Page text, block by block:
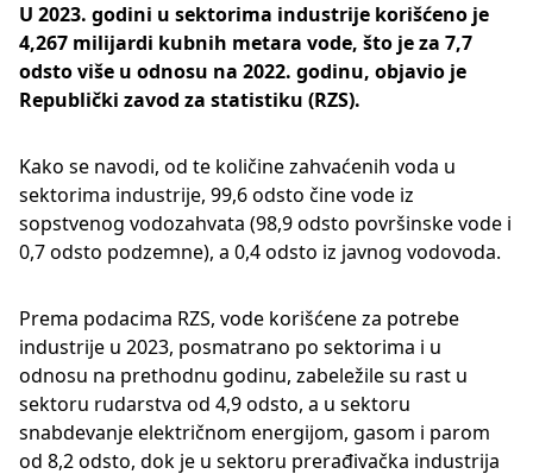
U 2023. godini u sektorima industrije korišćeno je
4,267 milijardi kubnih metara vode, što je za 7,7
odsto više u odnosu na 2022. godinu, objavio je
Republički zavod za statistiku (RZS).
Kako se navodi, od te količine zahvaćenih voda u
sektorima industrije, 99,6 odsto čine vode iz
sopstvenog vodozahvata (98,9 odsto površinske vode i
0,7 odsto podzemne), a 0,4 odsto iz javnog vodovoda.
Prema podacima RZS, vode korišćene za potrebe
industrije u 2023, posmatrano po sektorima i u
odnosu na prethodnu godinu, zabeležile su rast u
sektoru rudarstva od 4,9 odsto, a u sektoru
snabdevanje električnom energijom, gasom i parom
od 8,2 odsto, dok je u sektoru prerađivačka industrija